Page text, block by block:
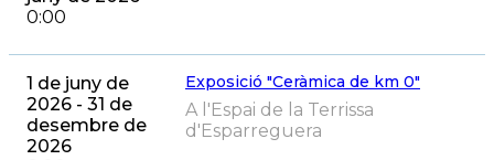
0:00
Exposició "Ceràmica de km 0"
1 de juny de
2026 - 31 de
desembre de
2026
A l'Espai de la Terrissa
d'Esparreguera